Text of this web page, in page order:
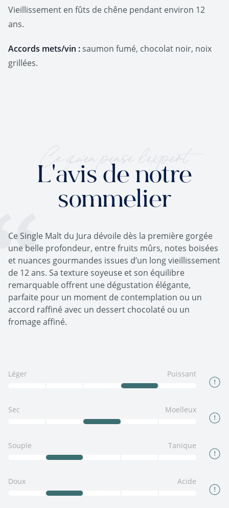
Vieillissement en fûts de chêne pendant environ 12
ans.
Accords mets/vin :saumon fumé, chocolat noir, noix
grillées.
Ce qu'en pense l'expert
L'avis de notre
sommelier
Ce Single Malt du Jura dévoile dès la première gorgée
une belle profondeur, entre fruits mûrs, notes boisées
et nuances gourmandes issues d’un long vieillissement
de 12 ans. Sa texture soyeuse et son équilibre
remarquable offrent une dégustation élégante,
parfaite pour un moment de contemplation ou un
accord raffiné avec un dessert chocolaté ou un
fromage affiné.
Léger Puissant
Sec Moelleux
Souple Tanique
Doux Acide